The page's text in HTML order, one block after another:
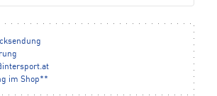
intersport.at
im Shop**